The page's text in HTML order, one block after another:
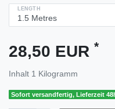
LENGTH
28,50 EUR *
Inhalt 1 Kilogramm
Sofort versandfertig, Lieferzeit